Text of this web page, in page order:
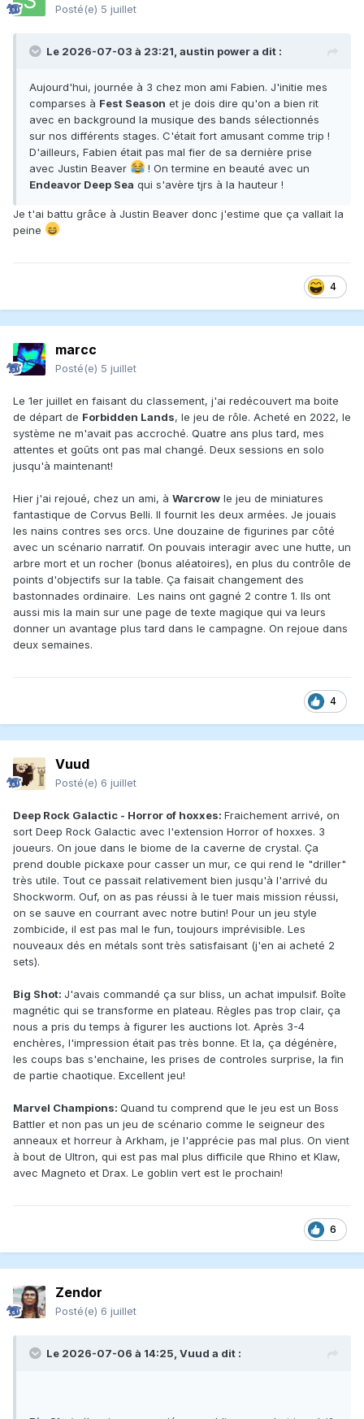
Posté(e) 5 juillet
Le 2026-07-03 à 23:21, austin powera dit :
Aujourd'hui, journée à 3 chez mon ami Fabien. J'initie mes
comparses à Fest Season et je dois dire qu'on a bien rit
avec en background la musique des bands sélectionnés
sur nos différents stages. C'était fort amusant comme trip !
D'ailleurs, Fabien était pas mal fier de sa dernière prise
avec Justin Beaver
! On termine en beauté avec un
Endeavor Deep Sea qui s'avère tjrs à la hauteur !
Je t'ai battu grâce à Justin Beaver donc j'estime que ça vallait la
peine
4
marcc
Posté(e) 5 juillet
Le 1er juillet en faisant du classement, j'ai redécouvert ma boite
de départ de Forbidden Lands, le jeu de rôle. Acheté en 2022, le
système ne m'avait pas accroché. Quatre ans plus tard, mes
attentes et goûts ont pas mal changé. Deux sessions en solo
jusqu'à maintenant!
Hier j'ai rejoué, chez un ami, à Warcrow le jeu de miniatures
fantastique de Corvus Belli. Il fournit les deux armées. Je jouais
les nains contres ses orcs. Une douzaine de figurines par côté
avec un scénario narratif. On pouvais interagir avec une hutte, un
arbre mort et un rocher (bonus aléatoires), en plus du contrôle de
points d'objectifs sur la table. Ça faisait changement des
bastonnades ordinaire. Les nains ont gagné 2 contre 1. Ils ont
aussi mis la main sur une page de texte magique qui va leurs
donner un avantage plus tard dans le campagne. On rejoue dans
deux semaines.
4
Vuud
Posté(e) 6 juillet
Deep Rock Galactic - Horror of hoxxes: Fraichement arrivé, on
sort Deep Rock Galactic avec l'extension Horror of hoxxes. 3
joueurs. On joue dans le biome de la caverne de crystal. Ça
prend double pickaxe pour casser un mur, ce qui rend le "driller"
très utile. Tout ce passait relativement bien jusqu'à l'arrivé du
Shockworm. Ouf, on as pas réussi à le tuer mais mission réussi,
on se sauve en courrant avec notre butin! Pour un jeu style
zombicide, il est pas mal le fun, toujours imprévisible. Les
nouveaux dés en métals sont très satisfaisant (j'en ai acheté 2
sets).
Big Shot: J'avais commandé ça sur bliss, un achat impulsif. Boîte
magnétic qui se transforme en plateau. Règles pas trop clair, ça
nous a pris du temps à figurer les auctions lot. Après 3-4
enchères, l'impression était pas très bonne. Et la, ça dégénère,
les coups bas s'enchaine, les prises de controles surprise, la fin
de partie chaotique. Excellent jeu!
Marvel Champions: Quand tu comprend que le jeu est un Boss
Battler et non pas un jeu de scénario comme le seigneur des
anneaux et horreur à Arkham, je l'apprécie pas mal plus. On vient
à bout de Ultron, qui est pas mal plus difficile que Rhino et Klaw,
avec Magneto et Drax. Le goblin vert est le prochain!
6
Zendor
Posté(e) 6 juillet
Le 2026-07-06 à 14:25, Vuud a dit :